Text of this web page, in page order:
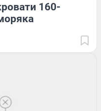
160-